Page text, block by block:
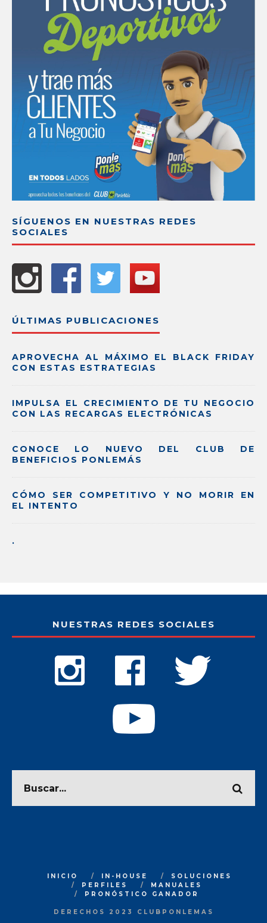
SÍGUENOS EN NUESTRAS REDES
SOCIALES
ÚLTIMAS PUBLICACIONES
APROVECHA AL MÁXIMO EL BLACK FRIDAY
CON ESTAS ESTRATEGIAS
IMPULSA EL CRECIMIENTO DE TU NEGOCIO
CON LAS RECARGAS ELECTRÓNICAS
CONOCE LO NUEVO DEL CLUB DE
BENEFICIOS PONLEMÁS
CÓMO SER COMPETITIVO Y NO MORIR EN
EL INTENTO
.
NUESTRAS REDES SOCIALES
INICIO IN-HOUSE
SOLUCIONES
PERFILES
MANUALES
PRONÓSTICO GANADOR
DERECHOS 2023 CLUBPONLEMAS